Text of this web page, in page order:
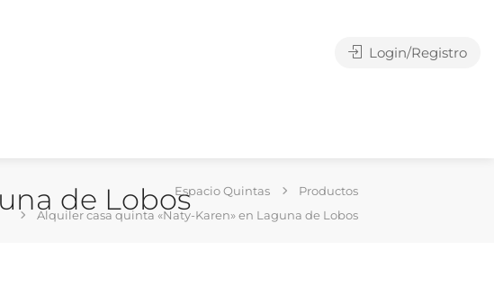
Login/Registro
de LobosEspacio Quintas
Productos
Alquiler casa quinta «Naty-Karen» en Laguna de Lobos